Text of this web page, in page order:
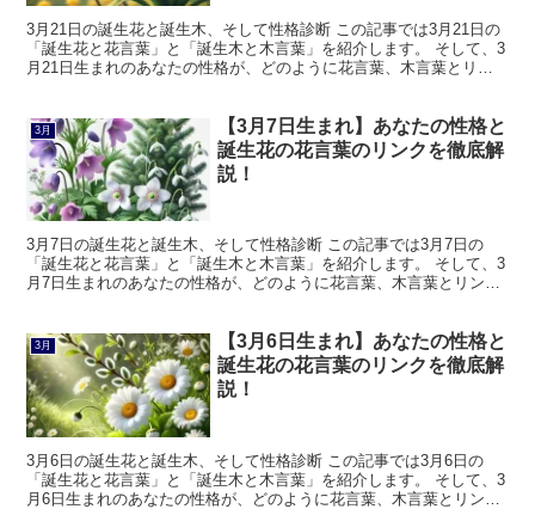
3月21日の誕生花と誕生木、そして性格診断 この記事では3月21日の
「誕生花と花言葉」と「誕生木と木言葉」を紹介します。 そして、3
月21日生まれのあなたの性格が、どのように花言葉、木言葉とリン
3月
【3月7日生まれ】あなたの性格と
誕生花の花言葉のリンクを徹底解
説！
3月7日の誕生花と誕生木、そして性格診断 この記事では3月7日の
「誕生花と花言葉」と「誕生木と木言葉」を紹介します。 そして、3
月7日生まれのあなたの性格が、どのように花言葉、木言葉とリンク
3月
【3月6日生まれ】あなたの性格と
誕生花の花言葉のリンクを徹底解
説！
3月6日の誕生花と誕生木、そして性格診断 この記事では3月6日の
「誕生花と花言葉」と「誕生木と木言葉」を紹介します。 そして、3
月6日生まれのあなたの性格が、どのように花言葉、木言葉とリンク